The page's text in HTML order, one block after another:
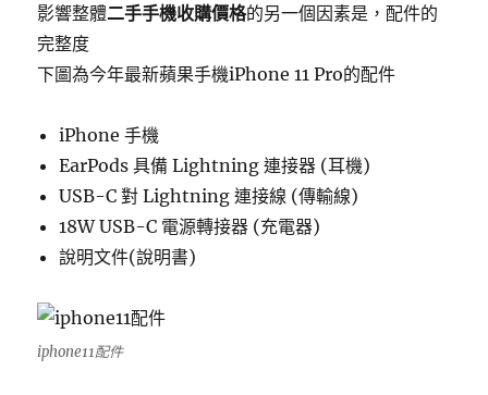
影響整體二手手機收購價格的另一個因素是，配件的
完整度
下圖為今年最新蘋果手機iPhone 11 Pro的配件
iPhone 手機
EarPods 具備 Lightning 連接器 (耳機)
USB-C 對 Lightning 連接線 (傳輸線)
18W USB-C 電源轉接器 (充電器)
說明文件(說明書)
iphone11配件